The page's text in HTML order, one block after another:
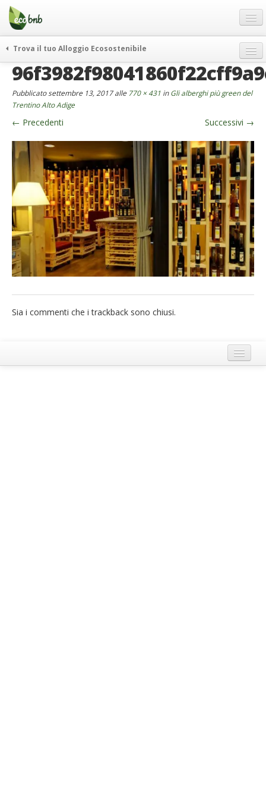
Menu
Salta
contenuto
Offerte Speciali
Regali
FAQ
Chi Siamo
Partner
Contatti
Italiano
German
English
Spanish
Italiano
Trova il tuo Alloggio Ecosostenibile
weekend green
curiosità
vivere e viaggiare verde
news ed eventi
ecohotel
rassegna stampa
Pubblicatosettembre 13, 2017alle 770 × 431 inGli alberghi più green del
Trentino Alto Adige
← Precedenti Successivi →
Sia i commenti che i trackback sono chiusi.